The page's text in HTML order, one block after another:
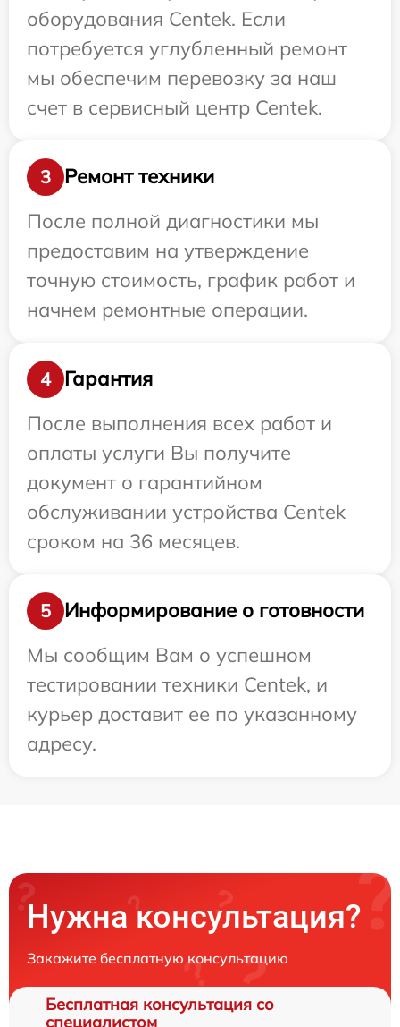
оборудования Centek. Если
потребуется углубленный ремонт
мы обеспечим перевозку за наш
счет в сервисный центр Centek.
3
Ремонт техники
После полной диагностики мы
предоставим на утверждение
точную стоимость, график работ и
начнем ремонтные операции.
4
Гарантия
После выполнения всех работ и
оплаты услуги Вы получите
документ о гарантийном
обслуживании устройства Centek
сроком на 36 месяцев.
5
Информирование о готовности
Мы сообщим Вам о успешном
тестировании техники Centek, и
курьер доставит ее по указанному
адресу.
Нужна консультация?
Закажите бесплатную консультацию
Бесплатная консультация со
специалистом